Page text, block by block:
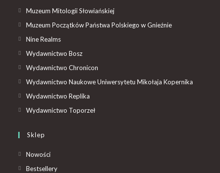
Muzeum Mitologii Słowiańskiej
Muzeum Początków Państwa Polskiego w Gnieźnie
Nine Realms
Wydawnictwo Bosz
Wydawnictwo Chronicon
Wydawnictwo Naukowe Uniwersytetu Mikołaja Kopernika
Wydawnictwo Replika
Wydawnictwo Toporzeł
Sklep
Nowości
Bestsellery